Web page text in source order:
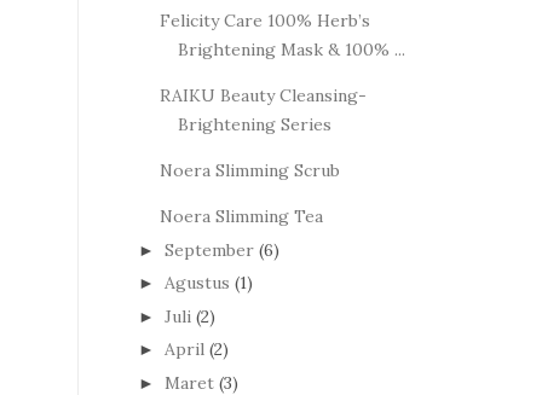
Felicity Care 100% Herb’s
Brightening Mask & 100% ...
RAIKU Beauty Cleansing-
Brightening Series
Noera Slimming Scrub
Noera Slimming Tea
► September (6)
► Agustus (1)
► Juli (2)
► April (2)
► Maret (3)